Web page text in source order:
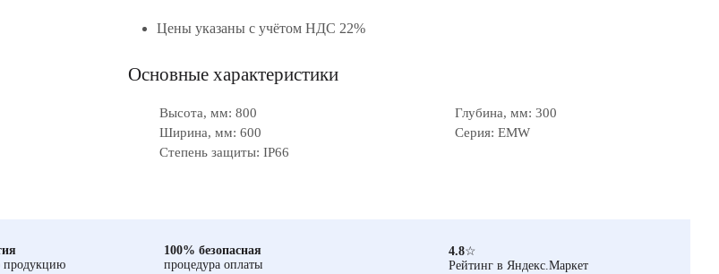
Цены указаны с учётом НДС 22%
Основные характеристики
Высота, мм: 800
Глубина, мм: 300
Ширина, мм: 600
Серия: EMW
Степень защиты: IP66
продукцию
100% безопасная
процедура оплаты
4.8☆
Рейтинг в Яндекс.Маркет